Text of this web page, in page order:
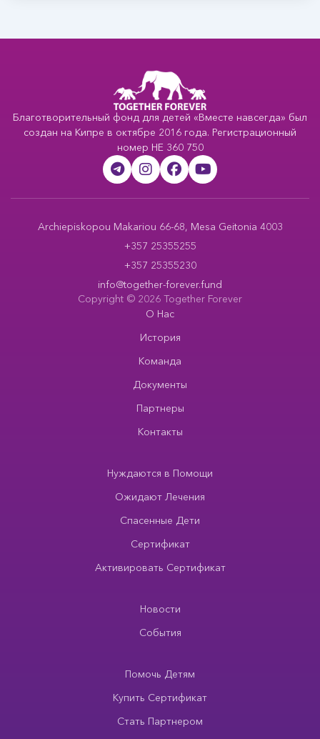
Благотворительный фонд для детей «Вместе навсегда» был
создан на Кипре в октябре 2016 года. Регистрационный
номер HE 360 750
Archiepiskopou Makariou 66-68, Mesa Geitonia 4003
+357 25355255
+357 25355230
info@together-forever.fund
Copyright © 2026 Together Forever
О Нас
История
Команда
Документы
Партнеры
Контакты
Нуждаются в Помощи
Ожидают Лечения
Спасенные Дети
Сертификат
Активировать Сертификат
Новости
События
Помочь Детям
Купить Сертификат
Стать Партнером